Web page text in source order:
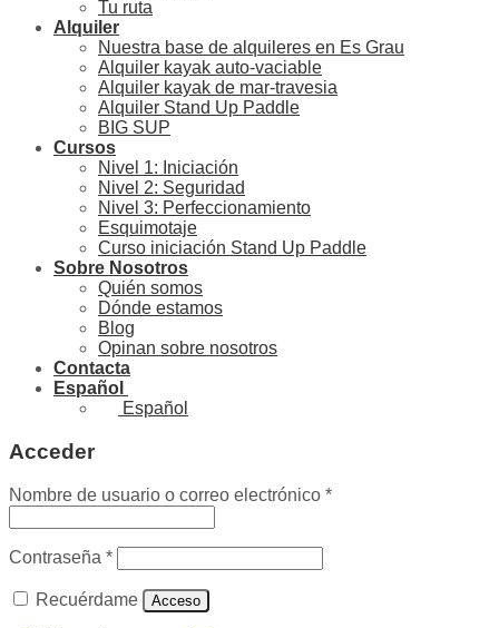
Tu ruta
Alquiler
Nuestra base de alquileres en Es Grau
Alquiler kayak auto-vaciable
Alquiler kayak de mar-travesia
Alquiler Stand Up Paddle
BIG SUP
Cursos
Nivel 1: Iniciación
Nivel 2: Seguridad
Nivel 3: Perfeccionamiento
Esquimotaje
Curso iniciación Stand Up Paddle
Sobre Nosotros
Quién somos
Dónde estamos
Blog
Opinan sobre nosotros
Contacta
Español
Español
Acceder
Nombre de usuario o correo electrónico *Obligatorio
Contraseña *Obligatorio
Recuérdame Acceso